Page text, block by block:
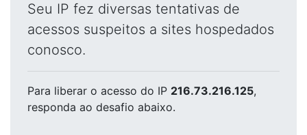
Seu IP fez diversas tentativas de
acessos suspeitos a sites hospedados
conosco.
Para liberar o acesso do IP 216.73.216.125,
responda ao desafio abaixo.